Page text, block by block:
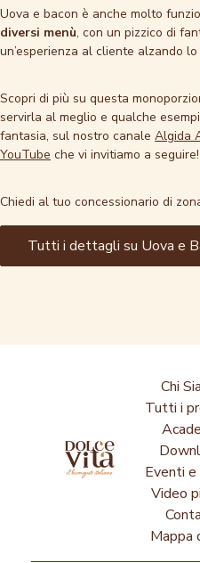
Uova e bacon è anche molto
diversi menù, con un pizzico di
un’esperienza al cliente alzando
Scopri di più su questa
servirla al meglio e qualche
fantasia, sul nostro canale Algida
YouTube che vi invitiamo a seguire!
Chiedi al tuo concessionario di
Tutti i dettagli su Uova e
Chi
Tutti i
Eventi
Video
Mappa